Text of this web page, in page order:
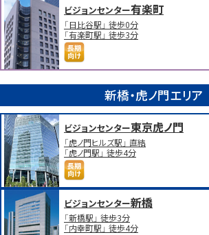
ビジョンセンター有楽町
「日比谷駅」 徒歩0分
「有楽町駅」 徒歩3分
新橋・虎ノ門エリア
ビジョンセンター東京虎ノ門
「虎ノ門ヒルズ駅」 直結
「虎ノ門駅」 徒歩4分
ビジョンセンター新橋
「新橋駅」 徒歩3分
「内幸町駅」 徒歩4分